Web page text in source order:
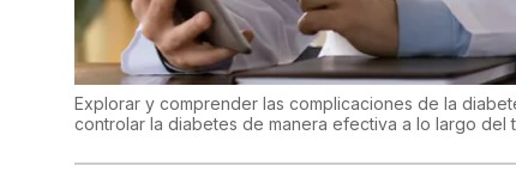
Explorar y comprender las complicaciones de la
controlar la diabetes de manera efectiva a lo largo del